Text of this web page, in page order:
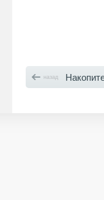
назад